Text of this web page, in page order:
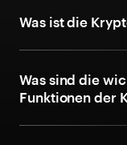
Was ist die
Was sind die
Funktionen der